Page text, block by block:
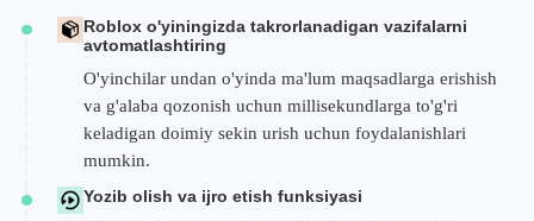
Roblox o'yiningizda takrorlanadigan vazifalarni
avtomatlashtiring
O'yinchilar undan o'yinda ma'lum maqsadlarga erishish
va g'alaba qozonish uchun millisekundlarga to'g'ri
keladigan doimiy sekin urish uchun foydalanishlari
mumkin.
Yozib olish va ijro etish funksiyasi